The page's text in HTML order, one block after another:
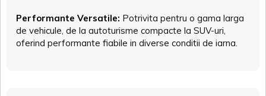
Performante Versatile: Potrivita pentru o gama larga
de vehicule, de la autoturisme compacte la SUV-uri,
oferind performante fiabile in diverse conditii de iarna.